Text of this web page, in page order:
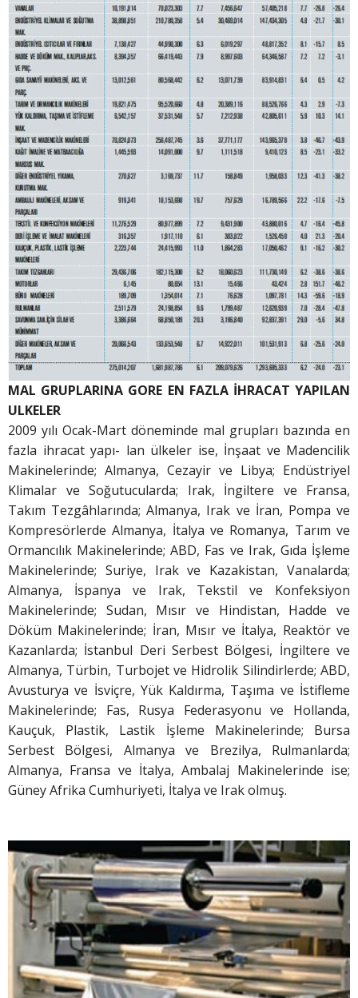
MAL GRUPLARINA GORE EN FAZLA İHRACAT YAPILAN
ULKELER
2009 yılı Ocak-Mart döneminde mal grupları bazında en
fazla ihracat yapı- lan ülkeler ise, İnşaat ve Madencilik
Makinelerinde; Almanya, Cezayir ve Libya; Endüstriyel
Klimalar ve Soğutucularda; Irak, İngiltere ve Fransa,
Takım Tezgâhlarında; Almanya, Irak ve İran, Pompa ve
Kompresörlerde Almanya, İtalya ve Romanya, Tarım ve
Ormancılık Makinelerinde; ABD, Fas ve Irak, Gıda İşleme
Makinelerinde; Suriye, Irak ve Kazakistan, Vanalarda;
Almanya, İspanya ve Irak, Tekstil ve Konfeksiyon
Makinelerinde; Sudan, Mısır ve Hindistan, Hadde ve
Döküm Makinelerinde; İran, Mısır ve İtalya, Reaktör ve
Kazanlarda; İstanbul Deri Serbest Bölgesi, İngiltere ve
Almanya, Türbin, Turbojet ve Hidrolik Silindirlerde; ABD,
Avusturya ve İsviçre, Yük Kaldırma, Taşıma ve İstifleme
Makinelerinde; Fas, Rusya Federasyonu ve Hollanda,
Kauçuk, Plastik, Lastik İşleme Makinelerinde; Bursa
Serbest Bölgesi, Almanya ve Brezilya, Rulmanlarda;
Almanya, Fransa ve İtalya, Ambalaj Makinelerinde ise;
Güney Afrika Cumhuriyeti, İtalya ve Irak olmuş.